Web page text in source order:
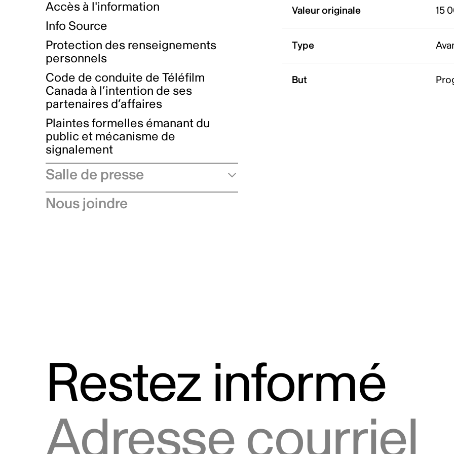
Accès à l'information
Info Source
Protection des renseignements
personnels
Code de conduite de Téléfilm
Canada à l’intention de ses
partenaires d’affaires
Plaintes formelles émanant du
public et mécanisme de
signalement
Salle de presse
Communiqués de presse
Nous joindre
Valeur originale 15
Type
But
Restez informé